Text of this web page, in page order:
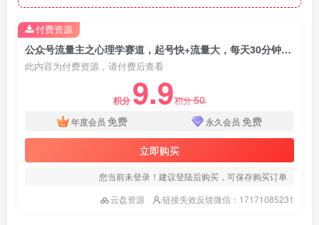
公众号流量主之心理学赛道，起号快+流量大，每天30分钟，新手也能稳拿流量！
此内容为付费资源，请付费后查看
积分 9.9积分50
年度会员 免费 永久会员 免费
立即购买
您当前未登录！建议登陆后购买，可保存购买订单
云盘资源
链接失效反馈微信：17171085231
付费资源